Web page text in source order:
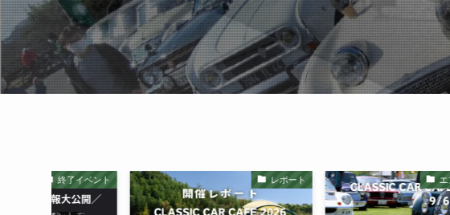
エントリー募集